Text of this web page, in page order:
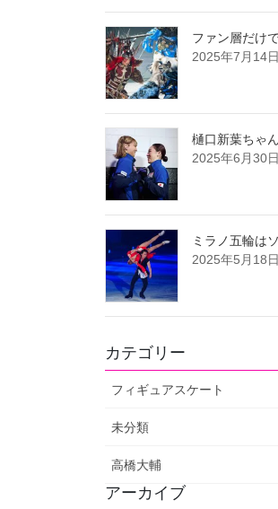
ファン層だけ
2025年7月14日
樋口新葉ちゃ
2025年6月30日
ミラノ五輪は
2025年5月18日
カテゴリー
フィギュアスケート
未分類
高橋大輔
アーカイブ